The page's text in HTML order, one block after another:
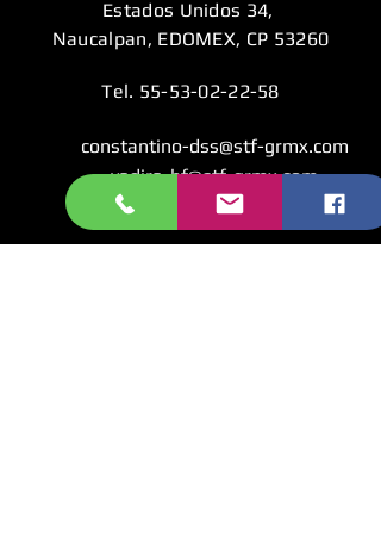
Estados Unidos 34,
Naucalpan, EDOMEX, CP 53260
Tel. 55-53-02-22-58
constantino-dss@stf-grmx.com
yadira-hf@stf-grmx.com